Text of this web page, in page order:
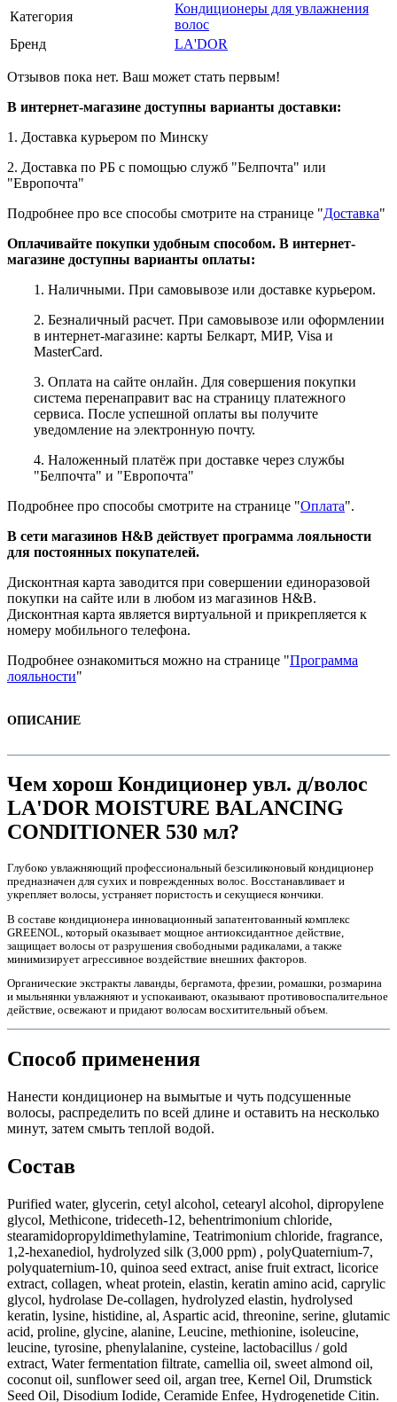
Категория
Кондиционеры для увлажнения
волос
Бренд
LA'DOR
Отзывов пока нет. Ваш может стать первым!
В интернет-магазине доступны варианты доставки:
1. Доставка курьером по Минску
2. Доставка по РБ с помощью служб "Белпочта" или
"Европочта"
Подробнее про все способы смотрите на странице "Доставка"
Оплачивайте покупки удобным способом. В интернет-
магазине доступны варианты оплаты:
1. Наличными. При самовывозе или доставке курьером.
2. Безналичный расчет. При самовывозе или оформлении
в интернет-магазине: карты Белкарт, МИР, Visa и
MasterCard.
3. Оплата на сайте онлайн. Для совершения покупки
система перенаправит вас на страницу платежного
сервиса. После успешной оплаты вы получите
уведомление на электронную почту.
4. Наложенный платёж при доставке через службы
"Белпочта" и "Европочта"
Подробнее про способы смотрите на странице "Оплата".
В сети магазинов H&B действует программа лояльности
для постоянных покупателей.
Дисконтная карта заводится при совершении единоразовой
покупки на сайте или в любом из магазинов H&B.
Дисконтная карта является виртуальной и прикрепляется к
номеру мобильного телефона.
Подробнее ознакомиться можно на странице "Программа
лояльности"
ОПИСАНИЕ
Чем хорош Кондиционер увл. д/волос
LA'DOR MOISTURE BALANСING
CONDITIONER 530 мл?
Глубоко увлажняющий профессиональный безсиликоновый кондиционер
предназначен для сухих и поврежденных волос. Восстанавливает и
укрепляет волосы, устраняет пористость и секущиеся кончики.
В составе кондиционера инновационный запатентованный комплекс
GREENOL, который оказывает мощное антиоксидантное действие,
защищает волосы от разрушения свободными радикалами, а также
минимизирует агрессивное воздействие внешних факторов.
Органические экстракты лаванды, бергамота, фрезии, ромашки, розмарина
и мыльнянки увлажняют и успокаивают, оказывают противовоспалительное
действие, освежают и придают волосам восхитительный объем.
Способ применения
Нанести кондиционер на вымытые и чуть подсушенные
волосы, распределить по всей длине и оставить на несколько
минут, затем смыть теплой водой.
Состав
Purified water, glycerin, cetyl alcohol, cetearyl alcohol, dipropylene
glycol, Methicone, trideceth-12, behentrimonium chloride,
stearamidopropyldimethylamine, Teatrimonium chloride, fragrance,
1,2-hexanediol, hydrolyzed silk (3,000 ppm) , polyQuaternium-7,
polyquaternium-10, quinoa seed extract, anise fruit extract, licorice
extract, collagen, wheat protein, elastin, keratin amino acid, caprylic
glycol, hydrolase De-collagen, hydrolyzed elastin, hydrolysed
keratin, lysine, histidine, al, Aspartic acid, threonine, serine, glutamic
acid, proline, glycine, alanine, Leucine, methionine, isoleucine,
leucine, tyrosine, phenylalanine, cysteine, lactobacillus / gold
extract, Water fermentation filtrate, camellia oil, sweet almond oil,
coconut oil, sunflower seed oil, argan tree, Kernel Oil, Drumstick
Seed Oil, Disodium Iodide, Ceramide Enfee, Hydrogenetide Citin.